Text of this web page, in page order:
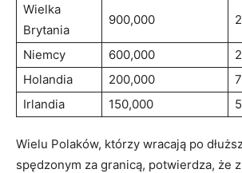
Wielka
Brytania
900,000
Niemcy 600,000
Holandia
200,000
Irlandia
150,000
Wielu Polaków, którzy wracają po
spędzonym za granicą, potwierdza, że